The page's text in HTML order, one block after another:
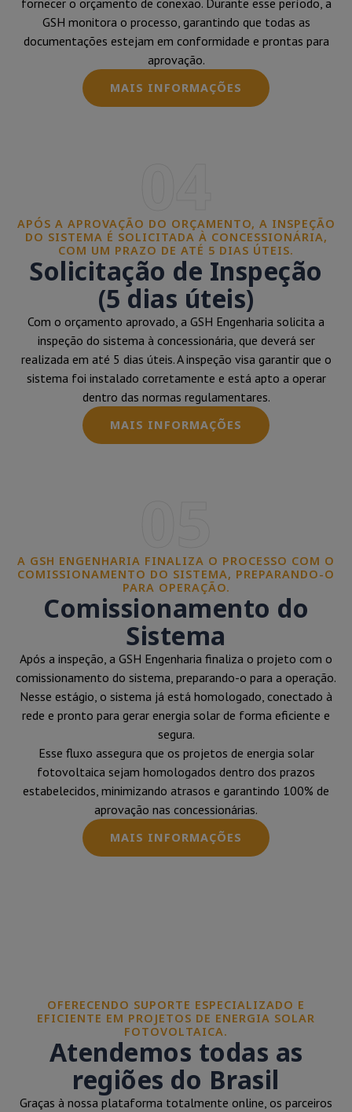
fornecer o orçamento de conexão. Durante esse período, a
GSH monitora o processo, garantindo que todas as
documentações estejam em conformidade e prontas para
aprovação.
MAIS INFORMAÇÕES
APÓS A APROVAÇÃO DO ORÇAMENTO, A INSPEÇÃO
DO SISTEMA É SOLICITADA À CONCESSIONÁRIA,
COM UM PRAZO DE ATÉ 5 DIAS ÚTEIS.
Solicitação de Inspeção
(5 dias úteis)
Com o orçamento aprovado, a GSH Engenharia solicita a
inspeção do sistema à concessionária, que deverá ser
realizada em até 5 dias úteis. A inspeção visa garantir que o
sistema foi instalado corretamente e está apto a operar
dentro das normas regulamentares.
MAIS INFORMAÇÕES
A GSH ENGENHARIA FINALIZA O PROCESSO COM O
COMISSIONAMENTO DO SISTEMA, PREPARANDO-O
PARA OPERAÇÃO.
Comissionamento do
Sistema
Após a inspeção, a GSH Engenharia finaliza o projeto com o
comissionamento do sistema, preparando-o para a operação.
Nesse estágio, o sistema já está homologado, conectado à
rede e pronto para gerar energia solar de forma eficiente e
segura.
Esse fluxo assegura que os projetos de energia solar
fotovoltaica sejam homologados dentro dos prazos
estabelecidos, minimizando atrasos e garantindo 100% de
aprovação nas concessionárias.
MAIS INFORMAÇÕES
OFERECENDO SUPORTE ESPECIALIZADO E
EFICIENTE EM PROJETOS DE ENERGIA SOLAR
FOTOVOLTAICA.
Atendemos todas as
regiões do Brasil
Graças à nossa plataforma totalmente online, os parceiros